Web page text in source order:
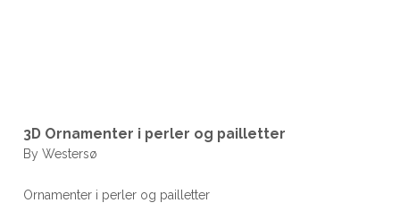
3D Ornamenter i perler og pailletter
By Westersø
Ornamenter i perler og pailletter